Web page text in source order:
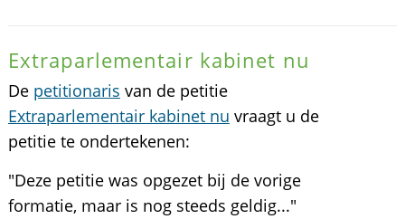
Extraparlementair kabinet nu
De petitionaris van de petitie
Extraparlementair kabinet nu vraagt u de
petitie te ondertekenen:
"Deze petitie was opgezet bij de vorige
formatie, maar is nog steeds geldig..."